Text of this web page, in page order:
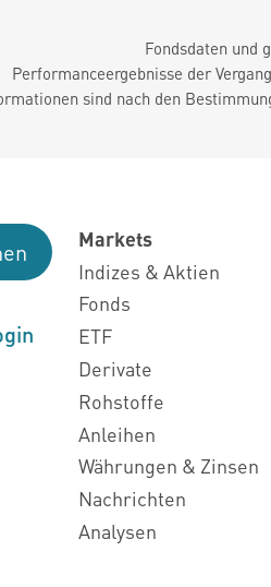
Fondsdaten und
Performanceergebnisse der
sind nach den
Markets
Indizes & Aktien
Fonds
ETF
Derivate
Rohstoffe
Anleihen
Währungen & Zinsen
Nachrichten
Analysen